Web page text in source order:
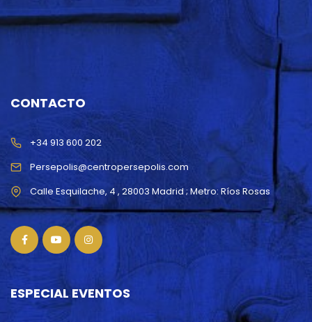
CONTACTO
Persepolis@centropersepolis.com
+34 913 600 202
ESPECIAL EVENTOS